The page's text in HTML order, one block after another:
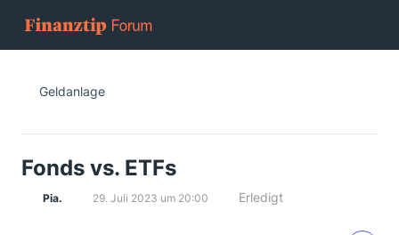
Geldanlage
Fonds vs. ETFs
Pia. 29. Juli 2023 um 20:00 Erledigt